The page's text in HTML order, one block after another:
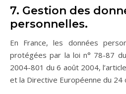
7. Gestion des
personnelles.
En France, les données
protégées par la loi n° 78-87
2004-801 du 6 août 2004,
et la Directive Européenne du 24